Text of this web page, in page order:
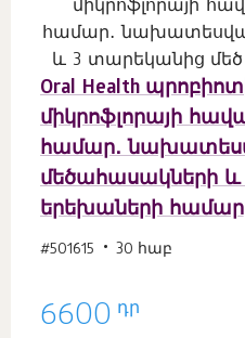
Oral Health
միկրոֆլորայի
համար․
մեծահասակների
երեխաների համար
#501615 30 հաբ
6600 դր